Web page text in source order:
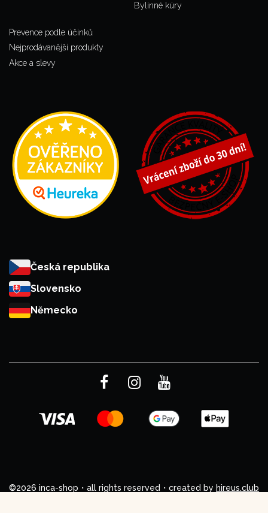
Bylinné kúry
Prevence podle účinků
Nejprodávanější produkty
Akce a slevy
Česká republika
Slovensko
Německo
©2026 inca-shop・all rights reserved・created by hireus.club